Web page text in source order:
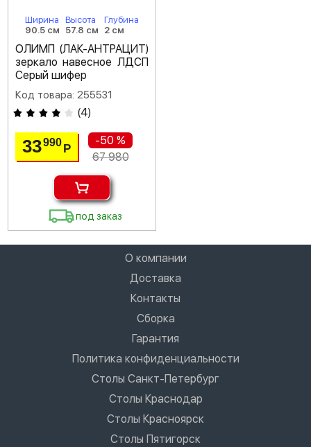
Ширина
90.5 см
Высота
57.8 см
Глубина
2 см
ОЛИМП (ЛАК-АНТРАЦИТ)
зеркало навесное ЛДСП
Серый шифер
Код товара: 255531
(4)
33990Р
-50 %
67 980
под заказ
О компании
Доставка
Контакты
Сборка
Гарантия
Политика конфиденциальности
Столы Санкт-Петербург
Столы Краснодар
Столы Красноярск
Столы Пятигорск